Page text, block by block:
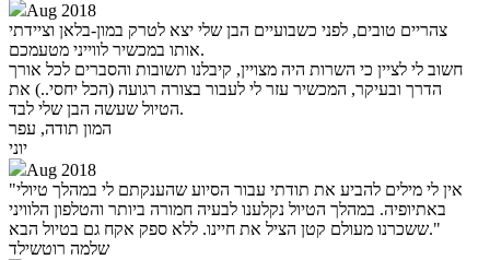
Aug 2018
צהריים טובים, לפני כשבועיים הבן שלי יצא לטרק במון-בלאן וציידתי
אותו במכשיר לווייני מטעמכם.
חשוב לי לציין כי השרות היה מצויין, קיבלנו תשובות והסברים לכל אורך
הדרך ובעיקר, המכשיר עזר לי לעבור בצורה רגועה (הכל יחסי..) את
הטיול שעשה הבן שלי לבד.
המון תודה, עפר
יוני
Aug 2018
"אין לי מילים להביע את תודתי עבור הסיוע שהענקתם לי במהלך טיולי
באתיופיה. במהלך הטיול נקלענו לבעיה חמורה ביותר והטלפון הלוויני
ששכרנו מעולם קטן הציל את חיינו. ללא ספק אקח גם בטיול הבא."
שלמה רוטשילד